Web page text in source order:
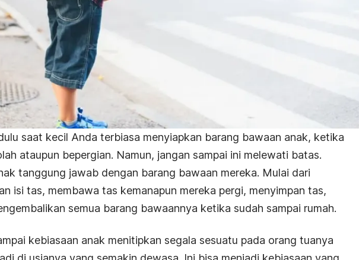
saat kecil Anda terbiasa menyiapkan barang bawaan anak, ketika
ataupun bepergian. Namun, jangan sampai ini melewati batas.
tanggung jawab dengan barang bawaan mereka. Mulai dari
isi tas, membawa tas kemanapun mereka pergi, menyimpan tas,
semua barang bawaannya ketika sudah sampai rumah.
kebiasaan anak menitipkan segala sesuatu pada orang tuanya